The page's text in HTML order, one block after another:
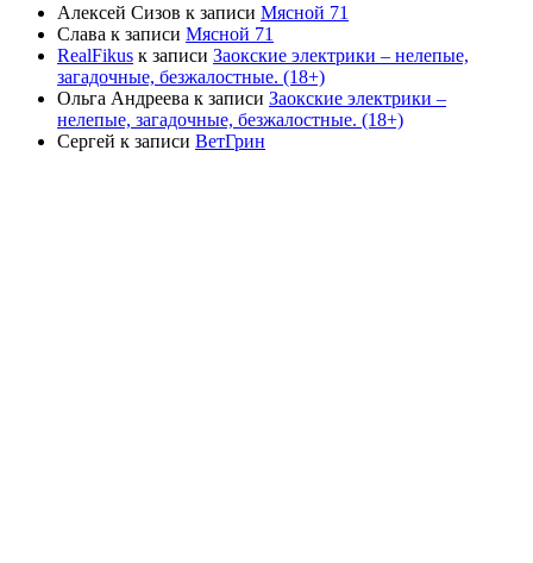
Алексей Сизов к записи Мясной 71
Слава к записи Мясной 71
RealFikus к записи Заокские электрики – нелепые,
загадочные, безжалостные. (18+)
Ольга Андреева к записи Заокские электрики –
нелепые, загадочные, безжалостные. (18+)
Сергей к записи ВетГрин